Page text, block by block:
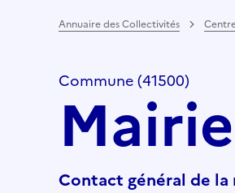
Annuaire des Collectivités
Commune (41500)
Contact général de la